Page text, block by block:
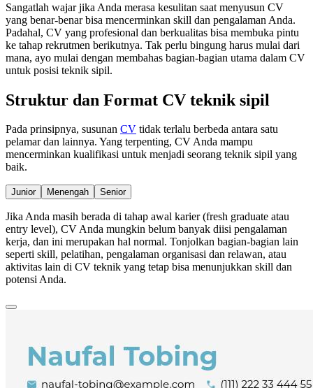
Sangatlah wajar jika Anda merasa kesulitan saat menyusun CV
yang benar-benar bisa mencerminkan skill dan pengalaman Anda.
Padahal, CV yang profesional dan berkualitas bisa membuka pintu
ke tahap rekrutmen berikutnya. Tak perlu bingung harus mulai dari
mana, ayo mulai dengan membahas bagian-bagian utama dalam CV
untuk posisi teknik sipil.
Struktur dan Format CV teknik sipil
Pada prinsipnya, susunan CV tidak terlalu berbeda antara satu
pelamar dan lainnya. Yang terpenting, CV Anda mampu
mencerminkan kualifikasi untuk menjadi seorang teknik sipil yang
baik.
Junior Menengah Senior
Jika Anda masih berada di tahap awal karier (fresh graduate atau
entry level), CV Anda mungkin belum banyak diisi pengalaman
kerja, dan ini merupakan hal normal. Tonjolkan bagian-bagian lain
seperti skill, pelatihan, pengalaman organisasi dan relawan, atau
aktivitas lain di CV teknik yang tetap bisa menunjukkan skill dan
potensi Anda.